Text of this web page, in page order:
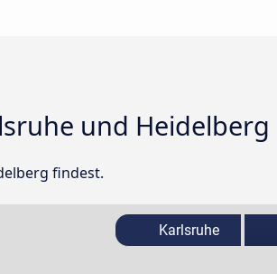
und Heidelberg
findest.
Karlsruhe